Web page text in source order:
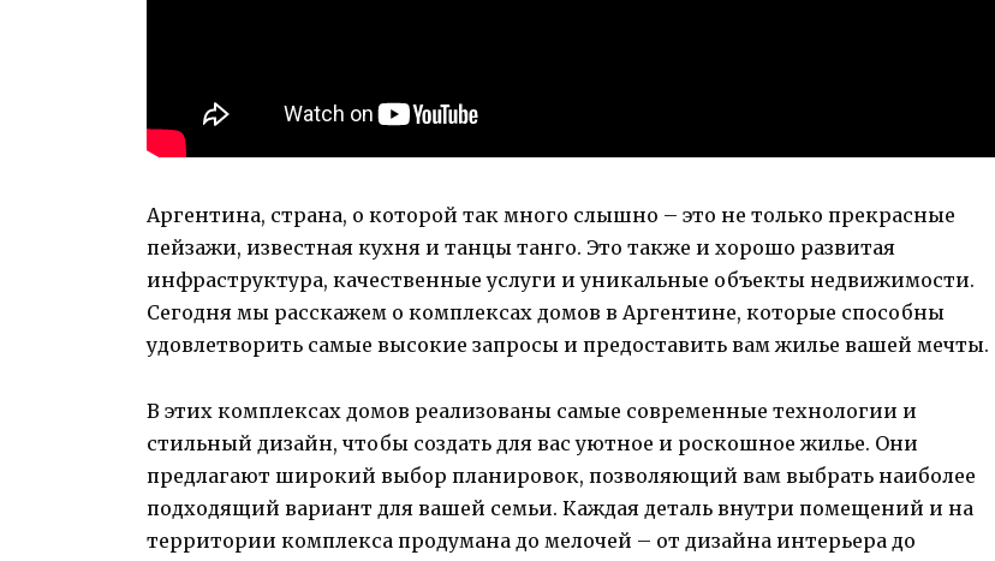
Аргентина, страна, о которой так много слышно – это не только прекрасные
пейзажи, известная кухня и танцы танго. Это также и хорошо развитая
инфраструктура, качественные услуги и уникальные объекты недвижимости.
Сегодня мы расскажем о комплексах домов в Аргентине, которые способны
удовлетворить самые высокие запросы и предоставить вам жилье вашей мечты.
В этих комплексах домов реализованы самые современные технологии и
стильный дизайн, чтобы создать для вас уютное и роскошное жилье. Они
предлагают широкий выбор планировок, позволяющий вам выбрать наиболее
подходящий вариант для вашей семьи. Каждая деталь внутри помещений и на
территории комплекса продумана до мелочей – от дизайна интерьера до